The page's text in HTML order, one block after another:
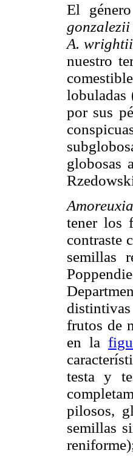
El
gonzalezii
A. wrightii
nuestro
lobuladas
por sus
globosas
Amoreuxia
tener los
contraste
semillas
frutos de
en la
testa y
pilosos,
semillas